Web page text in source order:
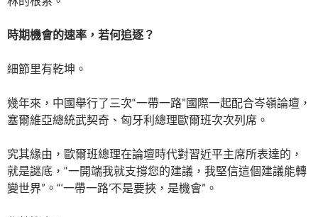
時期機會的速率，若何追逐？
細節里有乾坤。
幾年來，中國舉行了三次“一帶一路”國際一起配合岑嶺論壇，
塞爾維亞總統武契奇、匈牙利總理歐爾班次次列席。
究其緣由，歐爾班總理在論壇時代對習近平主席所表達的，
就是謎底，“一開端我就支撐您的建議，我堅信這個建議能轉
變世界”。“‘一帶一路’不是要挾，是機會”。